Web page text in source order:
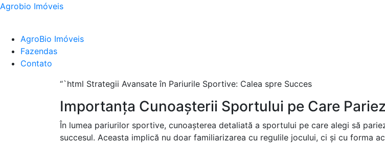
Agrobio Imóveis
AgroBio Imóveis
Fazendas
Contato
“`html Strategii Avansate în Pariurile Sportive: Calea spre Succes
Importanța Cunoașterii Sportului pe Care
În lumea pariurilor sportive, cunoașterea detaliată a sportului pe care alegi să
succesul. Aceasta implică nu doar familiarizarea cu regulile jocului, ci și cu forma